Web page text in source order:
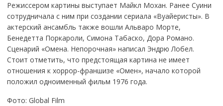
Режиссером картины выступает Майкл Мохан. Ранее Суини
сотрудничала с ним при создании сериала «Вуайеристы». В
актерский ансамбль также вошли Альваро Морте,
Бенедетта Поркароли, Симона Табаско, Дора Романо.
Сценарий «Омена. Непорочная» написал Эндрю Лобел.
Стоит отметить, что предстоящая картина не имеет
отношения к хоррор-франшизе «Омен», начало которой
положил одноименный фильм 1976 года.
Фото: Global Film